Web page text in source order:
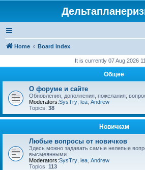
Home Board index
It is currently 07 Aug 2026
Общее
О форуме и сайте
Обновления, дополнения, пожелания,
Moderators:SysTry lea Andrew
Topics: 38
Новичкам
Любые вопросы от новичков
Здесь можно задавать самые нелепые
высмеянными
Moderators:SysTry lea Andrew
Topics: 113